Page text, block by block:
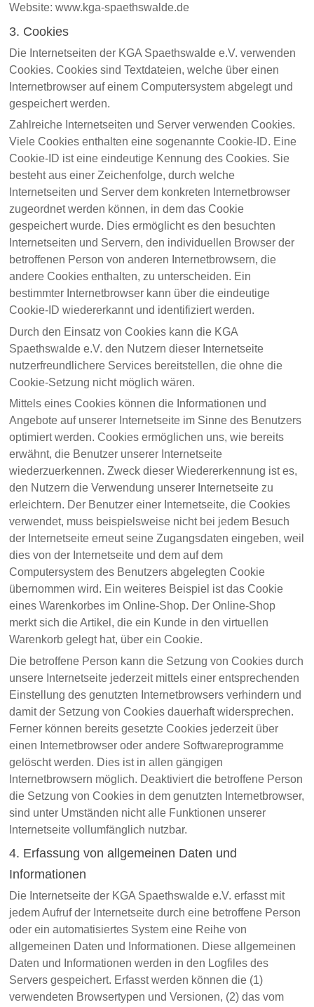
Website: www.kga-spaethswalde.de
3. Cookies
Die Internetseiten der KGA Spaethswalde e.V. verwenden
Cookies. Cookies sind Textdateien, welche über einen
Internetbrowser auf einem Computersystem abgelegt und
gespeichert werden.
Zahlreiche Internetseiten und Server verwenden Cookies.
Viele Cookies enthalten eine sogenannte Cookie-ID. Eine
Cookie-ID ist eine eindeutige Kennung des Cookies. Sie
besteht aus einer Zeichenfolge, durch welche
Internetseiten und Server dem konkreten Internetbrowser
zugeordnet werden können, in dem das Cookie
gespeichert wurde. Dies ermöglicht es den besuchten
Internetseiten und Servern, den individuellen Browser der
betroffenen Person von anderen Internetbrowsern, die
andere Cookies enthalten, zu unterscheiden. Ein
bestimmter Internetbrowser kann über die eindeutige
Cookie-ID wiedererkannt und identifiziert werden.
Durch den Einsatz von Cookies kann die KGA
Spaethswalde e.V. den Nutzern dieser Internetseite
nutzerfreundlichere Services bereitstellen, die ohne die
Cookie-Setzung nicht möglich wären.
Mittels eines Cookies können die Informationen und
Angebote auf unserer Internetseite im Sinne des Benutzers
optimiert werden. Cookies ermöglichen uns, wie bereits
erwähnt, die Benutzer unserer Internetseite
wiederzuerkennen. Zweck dieser Wiedererkennung ist es,
den Nutzern die Verwendung unserer Internetseite zu
erleichtern. Der Benutzer einer Internetseite, die Cookies
verwendet, muss beispielsweise nicht bei jedem Besuch
der Internetseite erneut seine Zugangsdaten eingeben, weil
dies von der Internetseite und dem auf dem
Computersystem des Benutzers abgelegten Cookie
übernommen wird. Ein weiteres Beispiel ist das Cookie
eines Warenkorbes im Online-Shop. Der Online-Shop
merkt sich die Artikel, die ein Kunde in den virtuellen
Warenkorb gelegt hat, über ein Cookie.
Die betroffene Person kann die Setzung von Cookies durch
unsere Internetseite jederzeit mittels einer entsprechenden
Einstellung des genutzten Internetbrowsers verhindern und
damit der Setzung von Cookies dauerhaft widersprechen.
Ferner können bereits gesetzte Cookies jederzeit über
einen Internetbrowser oder andere Softwareprogramme
gelöscht werden. Dies ist in allen gängigen
Internetbrowsern möglich. Deaktiviert die betroffene Person
die Setzung von Cookies in dem genutzten Internetbrowser,
sind unter Umständen nicht alle Funktionen unserer
Internetseite vollumfänglich nutzbar.
4. Erfassung von allgemeinen Daten und
Informationen
Die Internetseite der KGA Spaethswalde e.V. erfasst mit
jedem Aufruf der Internetseite durch eine betroffene Person
oder ein automatisiertes System eine Reihe von
allgemeinen Daten und Informationen. Diese allgemeinen
Daten und Informationen werden in den Logfiles des
Servers gespeichert. Erfasst werden können die (1)
verwendeten Browsertypen und Versionen, (2) das vom